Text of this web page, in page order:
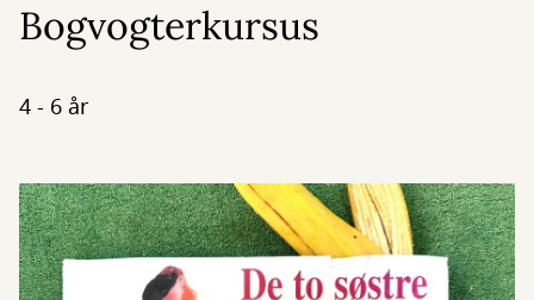
Bogvogterkursus
4 - 6 år